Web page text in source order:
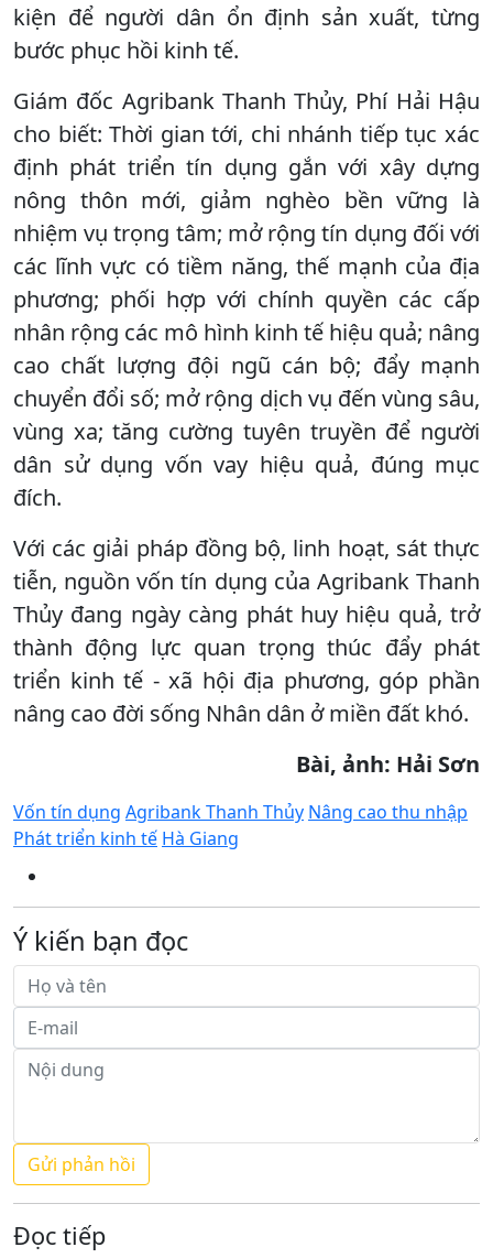
kiện để người dân ổn định sản xuất, từng
bước phục hồi kinh tế.
Giám đốc Agribank Thanh Thủy, Phí Hải Hậu
cho biết: Thời gian tới, chi nhánh tiếp tục xác
định phát triển tín dụng gắn với xây dựng
nông thôn mới, giảm nghèo bền vững là
nhiệm vụ trọng tâm; mở rộng tín dụng đối với
các lĩnh vực có tiềm năng, thế mạnh của địa
phương; phối hợp với chính quyền các cấp
nhân rộng các mô hình kinh tế hiệu quả; nâng
cao chất lượng đội ngũ cán bộ; đẩy mạnh
chuyển đổi số; mở rộng dịch vụ đến vùng sâu,
vùng xa; tăng cường tuyên truyền để người
dân sử dụng vốn vay hiệu quả, đúng mục
đích.
Với các giải pháp đồng bộ, linh hoạt, sát thực
tiễn, nguồn vốn tín dụng của Agribank Thanh
Thủy đang ngày càng phát huy hiệu quả, trở
thành động lực quan trọng thúc đẩy phát
triển kinh tế - xã hội địa phương, góp phần
nâng cao đời sống Nhân dân ở miền đất khó.
Bài, ảnh: Hải Sơn
Vốn tín dụng Agribank Thanh Thủy Nâng cao thu nhập
Phát triển kinh tế Hà Giang
Ý kiến bạn đọc
Đọc tiếp